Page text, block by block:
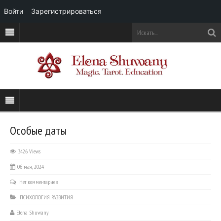
Особые даты
3426 Views
06 мая, 2024
Нет комментариев
ПСИХОЛОГИЯ РАЗВИТИЯ
Elena Shuwany
Войти Зарегистрироваться